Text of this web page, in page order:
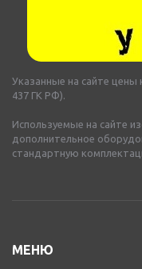
Указанные на сайте цены
437 ГК РФ).
Используемые на сайте
дополнительное
стандартную
МЕНЮ